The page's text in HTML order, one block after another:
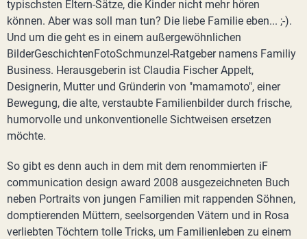
typischsten Eltern-Sätze, die Kinder nicht mehr hören
können. Aber was soll man tun? Die liebe Familie eben... ;-).
Und um die geht es in einem außergewöhnlichen
BilderGeschichtenFotoSchmunzel-Ratgeber namens Familiy
Business. Herausgeberin ist Claudia Fischer Appelt,
Designerin, Mutter und Gründerin von "mamamoto", einer
Bewegung, die alte, verstaubte Familienbilder durch frische,
humorvolle und unkonventionelle Sichtweisen ersetzen
möchte.
So gibt es denn auch in dem mit dem renommierten iF
communication design award 2008 ausgezeichneten Buch
neben Portraits von jungen Familien mit rappenden Söhnen,
domptierenden Müttern, seelsorgenden Vätern und in Rosa
verliebten Töchtern tolle Tricks, um Familienleben zu einem